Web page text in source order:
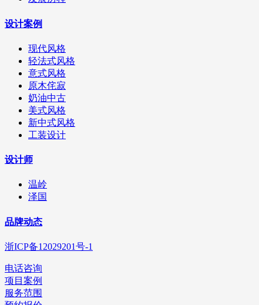
设计案例
现代风格
轻法式风格
意式风格
原木侘寂
奶油中古
美式风格
新中式风格
工装设计
设计师
温岭
泽国
品牌动态
浙ICP备12029201号-1
电话咨询
项目案例
服务范围